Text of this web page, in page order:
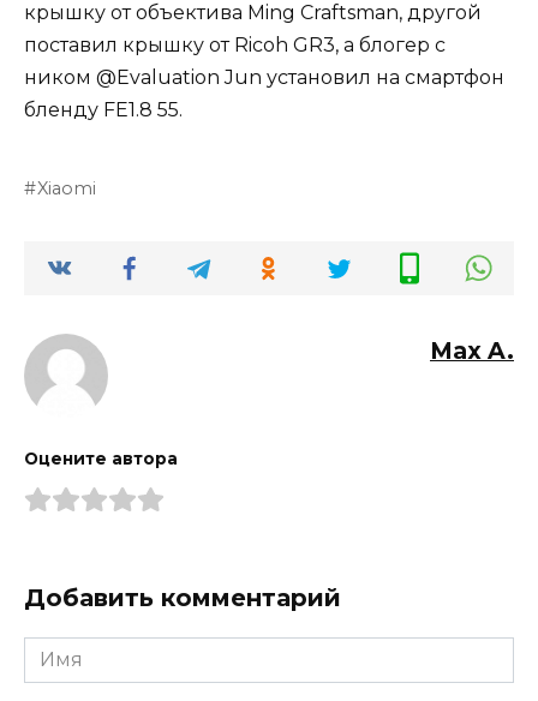
крышку от объектива Ming Craftsman, другой
поставил крышку от Ricoh GR3, а блогер с
ником @Evaluation Jun установил на смартфон
бленду FE1.8 55.
Xiaomi
Max A.
Оцените автора
Добавить комментарий
Имя
*